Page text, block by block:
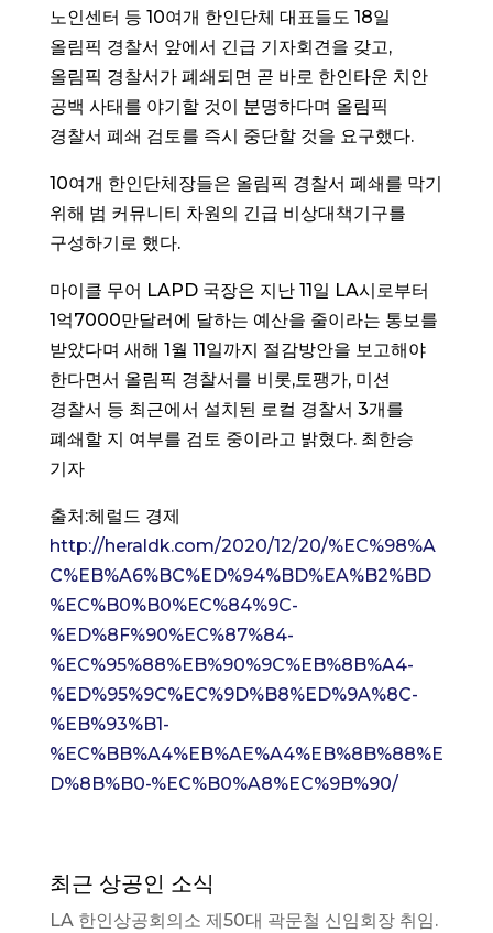
노인센터 등 10여개 한인단체 대표들도 18일
올림픽 경찰서 앞에서 긴급 기자회견을 갖고,
올림픽 경찰서가 폐쇄되면 곧 바로 한인타운 치안
공백 사태를 야기할 것이 분명하다며 올림픽
경찰서 폐쇄 검토를 즉시 중단할 것을 요구했다.
10여개 한인단체장들은 올림픽 경찰서 폐쇄를 막기
위해 범 커뮤니티 차원의 긴급 비상대책기구를
구성하기로 했다.
마이클 무어 LAPD 국장은 지난 11일 LA시로부터
1억7000만달러에 달하는 예산을 줄이라는 통보를
받았다며 새해 1월 11일까지 절감방안을 보고해야
한다면서 올림픽 경찰서를 비롯,토팽가, 미션
경찰서 등 최근에서 설치된 로컬 경찰서 3개를
폐쇄할 지 여부를 검토 중이라고 밝혔다. 최한승
기자
출처:헤럴드 경제
http://heraldk.com/2020/12/20/%EC%98%A
C%EB%A6%BC%ED%94%BD%EA%B2%BD
%EC%B0%B0%EC%84%9C-
%ED%8F%90%EC%87%84-
%EC%95%88%EB%90%9C%EB%8B%A4-
%ED%95%9C%EC%9D%B8%ED%9A%8C-
%EB%93%B1-
%EC%BB%A4%EB%AE%A4%EB%8B%88%E
D%8B%B0-%EC%B0%A8%EC%9B%90/
최근 상공인 소식
LA 한인상공회의소 제50대 곽문철 신임회장 취임.